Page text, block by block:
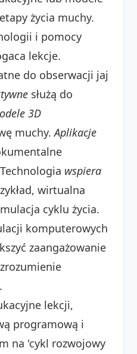
życia muchy.
i pomocy
lekcje.
do obserwacji jaj
służą do
3D
muchy.Aplikacje
wspiera
wirtualna
cyklu życia.
komputerowych
zaangażowanie
lekcji,
programową i
na 'cykl rozwojowy